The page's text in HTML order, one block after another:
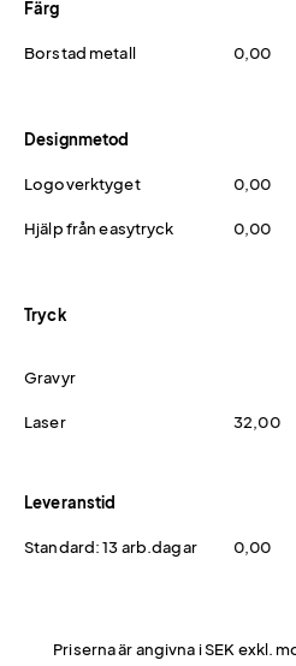
Färg
Borstad metall 0,00
Designmetod
Logoverktyget 0,00
Hjälp från easytryck 0,00
Tryck
Gravyr
Laser 32,00
Leveranstid
Standard: 13 arb.dagar 0,00
Priserna är angivna i SEK exkl.